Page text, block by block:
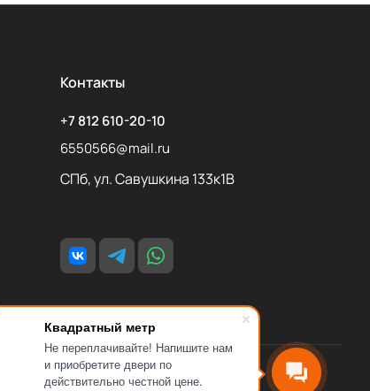
Квадратный метр
Не переплачивайте! Напишите нам
и приобретите двери по
действительно честной цене.
Контакты
+7 812 610-20-10
6550566@mail.ru
СПб, ул. Савушкина 133к1В